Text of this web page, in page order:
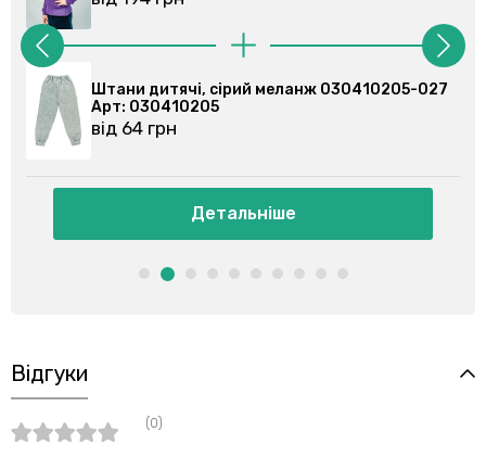
027
Штани спортивні, сірі 030355201-023
Арт: 030355201
від 86 грн
Детальніше
Відгуки
(0)